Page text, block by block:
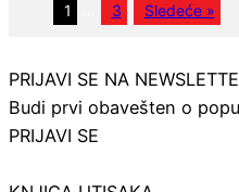
1 3 Sledeće »
PRIJAVI SE NA
Budi prvi obavešten o
PRIJAVI SE